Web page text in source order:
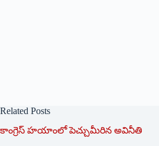
Related Posts
కాంగ్రెస్ హయాంలో పెచ్చుమీరిన అవినీతి